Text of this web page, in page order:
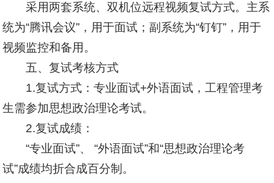
采用两套系统、双机位远程视频复试方式。主系
统为“腾讯会议”，用于面试；副系统为“钉钉”，用于
视频监控和备用。
五、复试考核方式
1.复试方式：专业面试+外语面试，工程管理考
生需参加思想政治理论考试。
2.复试成绩：
“专业面试”、 “外语面试”和“思想政治理论考
试”成绩均折合成百分制。